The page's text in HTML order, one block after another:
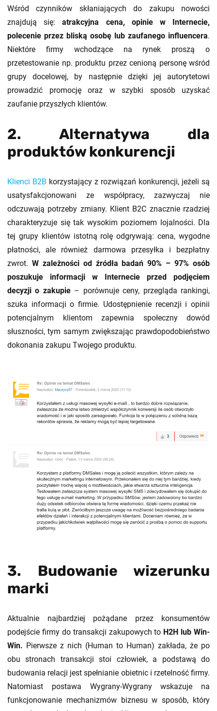
Wśród czynników skłaniających do zakupu nowości
znajdują się:atrakcyjna cena, opinie w Internecie,
polecenie przez bliską osobę lub zaufanego influencera.
Niektóre firmy wchodzące na rynek proszą o
przetestowanie np. produktu przez cenioną personę wśród
grupy docelowej, by następnie dzięki jej autorytetowi
prowadzić promocję oraz w szybki sposób uzyskać
zaufanie przyszłych klientów.
2. Alternatywa dla
produktów konkurencji
Klienci B2B korzystający z rozwiązań konkurencji, jeżeli są
usatysfakcjonowani ze współpracy, zazwyczaj nie
odczuwają potrzeby zmiany. Klient B2C znacznie rzadziej
charakteryzuje się tak wysokim poziomem lojalności. Dla
tej grupy klientów istotną rolę odgrywają: cena, wygodne
płatności, ale również darmowa przesyłka i bezpłatny
zwrot. W zależności od źródła badań 90% – 97% osób
poszukuje informacji w Internecie przed podjęciem
decyzji o zakupie– porównuje ceny, przegląda rankingi,
szuka informacji o firmie. Udostępnienie recenzji i opinii
potencjalnym klientom zapewnia społeczny dowód
słuszności, tym samym zwiększając prawdopodobieństwo
dokonania zakupu Twojego produktu.
3. Budowanie wizerunku
marki
Aktualnie najbardziej pożądane przez konsumentów
podejście firmy do transakcji zakupowych to H2H lub Win-
Win. Pierwsze z nich (Human to Human) zakłada, że po
obu stronach transakcji stoi człowiek, a podstawą do
budowania relacji jest spełnianie obietnic i rzetelność firmy.
Natomiast postawa Wygrany-Wygrany wskazuje na
funkcjonowanie mechanizmów biznesu w sposób, który